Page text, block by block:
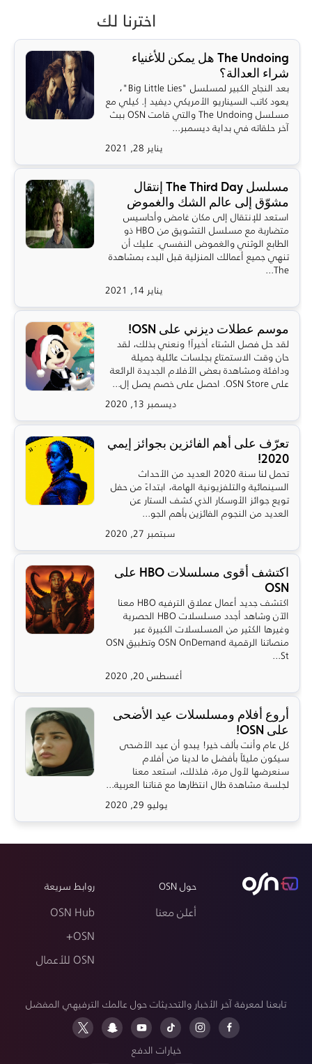
اخترنا لك
The Undoing هل يمكن للأغنياء
شراء العدالة؟
بعد النجاح الكبير لمسلسل "Big Little Lies"،
يعود كاتب السيناريو الأمريكي ديفيد إ. كيلي مع
مسلسل The Undoing والتي قامت OSN ببث
آخر حلقاته في بداية ديسمبر...
يناير 28, 2021
مسلسل The Third Day إنتقال
مشوّق إلى عالم الشك والغموض
استعد للإنتقال إلى مكان غامض وأحاسيس
متضاربة مع مسلسل التشويق من HBO ذو
الطابع الوثني والغموض النفسي. عليك أن
تنهي جميع أعمالك المنزلية قبل البدء بمشاهدة
The...
يناير 14, 2021
موسم عطلات ديزني على OSN!
لقد حل فصل الشتاء أخيراً! ونعني بذلك، لقد
حان وقت الاستمتاع بجلسات عائلية جميلة
ودافئة ومشاهدة بعض الأفلام الجديدة الرائعة
على OSN Store. احصل على خصم يصل إل...
ديسمبر 13, 2020
تعرّف على أهم الفائزين بجوائز إيمي
2020!
تحمل لنا سنة 2020 العديد من الأحداث
السينمائية والتلفزيونية الهامة، ابتداءً من حفل
تويع جوائز الأوسكار الذي كشف الستار عن
العديد من النجوم الفائزين بأهم الجو...
سبتمبر 27, 2020
اكتشف أقوى مسلسلات HBO على
OSN
اكتشف جديد أعمال عملاق الترفيه HBO معنا
الآن وشاهد أجدد مسلسلات HBO الحصرية
وغيرها الكثير من المسلسلات الكبيرة عبر
منصاتنا الرقمية OSN OnDemand وتطبيق OSN
St...
أغسطس 20, 2020
أروع أفلام ومسلسلات عيد الأضحى
على OSN!
كل عام وأنت بألف خير! يبدو أن عيد الأضحى
سيكون مليئاً بأفضل ما لدينا من أفلام
سنعرضها لأول مرة، فلذلك، استعد معنا
لجلسة مشاهدة طال انتظارها مع قناتنا العربية...
يوليو 29, 2020
حول OSN
أعلن معنا
روابط سريعة
OSN Hub
OSN+
OSN للأعمال
تابعنا لمعرفة آخر الأخبار والتحديثات حول عالمك الترفيهي المفضل
خيارات الدفع